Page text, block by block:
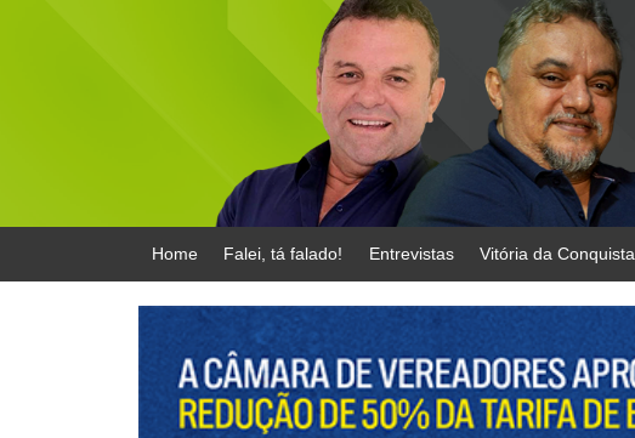
Home Falei, tá falado! Entrevistas Vitória da Conquista